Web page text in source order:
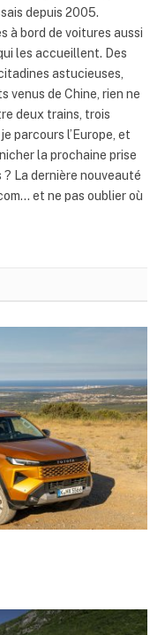
depuis 2005.
à bord de voitures aussi
les accueillent. Des
astucieuses,
venus de Chine, rien ne
deux trains, trois
parcours l’Europe, et
la prochaine prise
? La dernière nouveauté
et ne pas oublier où